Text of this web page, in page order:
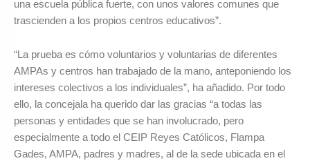
una escuela pública fuerte, con unos valores comunes que
trascienden a los propios centros educativos”.
“La prueba es cómo voluntarios y voluntarias de diferentes
AMPAs y centros han trabajado de la mano, anteponiendo los
intereses colectivos a los individuales”, ha añadido. Por todo
ello, la concejala ha querido dar las gracias “a todas las
personas y entidades que se han involucrado, pero
especialmente a todo el CEIP Reyes Católicos, Flampa
Gades, AMPA, padres y madres, al de la sede ubicada en el